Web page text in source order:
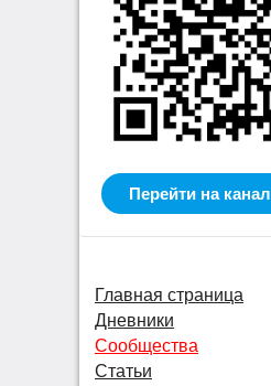
Перейти на канал
Главная страница
Дневники
Сообщества
Статьи